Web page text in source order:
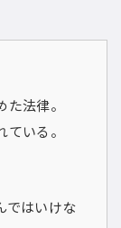
法律。
いる。
ではいけな